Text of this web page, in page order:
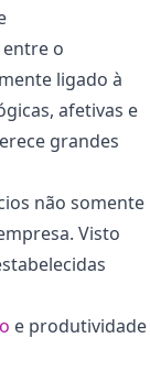
o
ligado à
afetivas e
grandes
não somente
Visto
e produtividade